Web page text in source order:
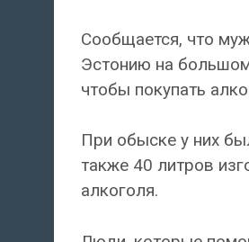
Сообщается, что
Эстонию на
чтобы покупать
При обыске у них
также 40 литров
алкоголя.